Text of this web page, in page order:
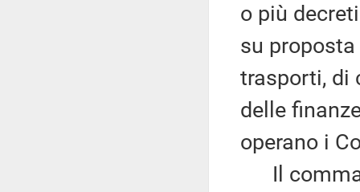
o più
su
trasporti, di
delle
operano i
Il comma